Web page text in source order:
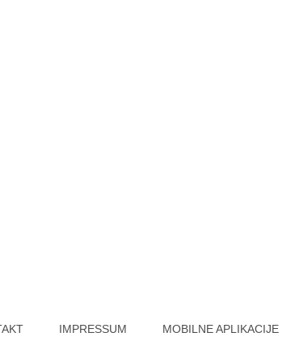
IMPRESSUM MOBILNE APLIKACIJE